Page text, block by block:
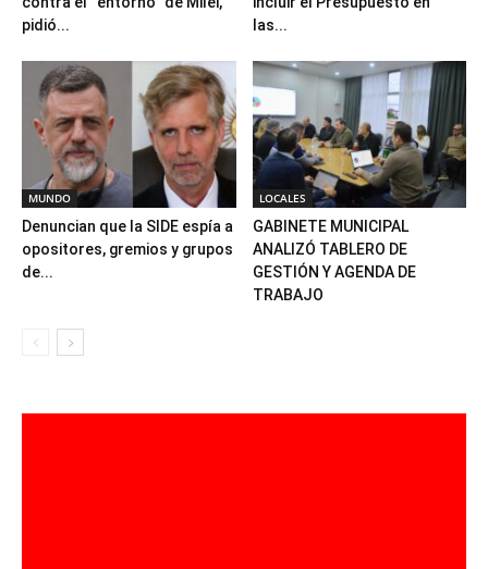
pidió...
las...
MUNDO
Denuncian que la SIDE espía a
opositores, gremios y grupos
de...
LOCALES
GABINETE MUNICIPAL
ANALIZÓ TABLERO DE
GESTIÓN Y AGENDA DE
TRABAJO